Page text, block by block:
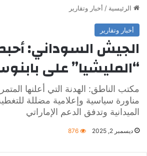
الرئيسية / أخبار وتقارير
أخبار وتقارير
الجيش السوداني:
“المليشيا” على
مكتب الناطق: الهدنة التي أعلنها
مناورة سياسية وإعلامية مضللة
الميدانية وتدفق الدعم الإماراتي
ديسمبر 2, 2025 876